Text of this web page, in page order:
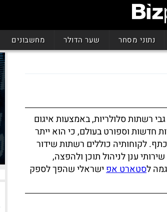
נתוני מסחר שער הדולר מחשבונים
רשתות סלולריות, באמצעות איגום
חדשות וספורט בעולם, כי הוא ייתר
לקוחותיה כוללים רשתות שידור
ענן לניהול תוכן ולהפצה,
לסטארט אפישראלי שהפך לספק